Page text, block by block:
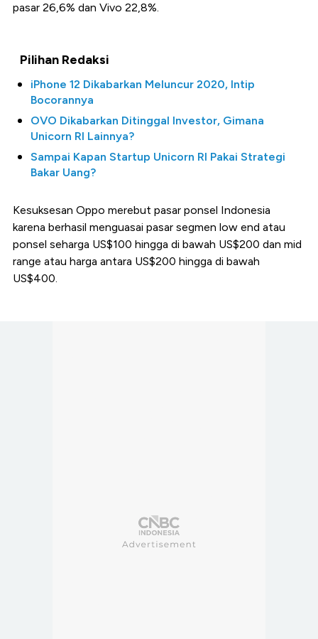
pasar 26,6% dan Vivo 22,8%.
Pilihan Redaksi
iPhone 12 Dikabarkan Meluncur 2020, Intip
Bocorannya
OVO Dikabarkan Ditinggal Investor, Gimana
Unicorn RI Lainnya?
Sampai Kapan Startup Unicorn RI Pakai Strategi
Bakar Uang?
Kesuksesan Oppo merebut pasar ponsel Indonesia
karena berhasil menguasai pasar segmen low end atau
ponsel seharga US$100 hingga di bawah US$200 dan mid
range atau harga antara US$200 hingga di bawah
US$400.